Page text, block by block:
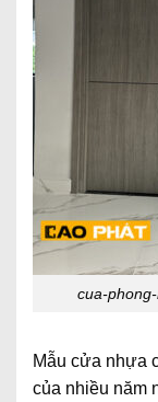
cua-
Mẫu cửa nhựa
của nhiều năm